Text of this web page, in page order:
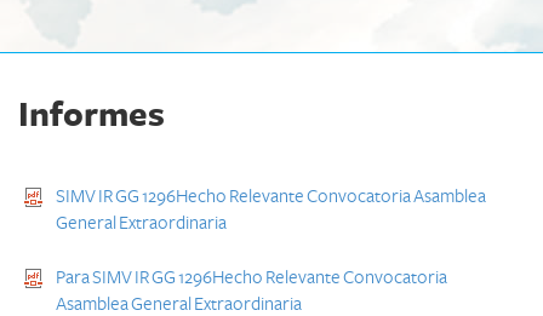
Informes
SIMV IR GG 1296Hecho Relevante Convocatoria Asamblea
General Extraordinaria
Para SIMV IR GG 1296Hecho Relevante Convocatoria
Asamblea General Extraordinaria